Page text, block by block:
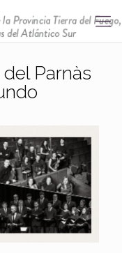
Parnàs